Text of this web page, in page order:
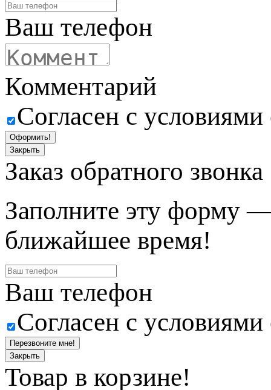
Ваш телефон
Комментарий
Согласен с
Оформить!
Закрыть
Заказ обратного звонка
Заполните эту форму
ближайшее время!
Ваш телефон
Согласен с
Перезвоните мне!
Закрыть
Товар в корзине!